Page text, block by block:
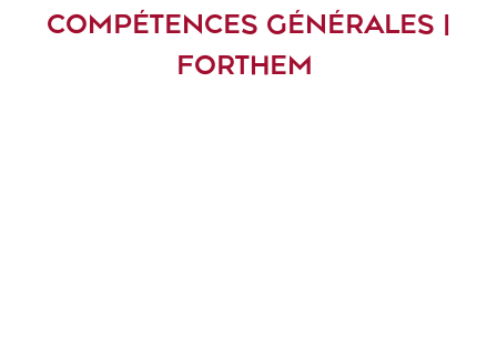
COMPÉTENCES GÉNÉRALES |
FORTHEM